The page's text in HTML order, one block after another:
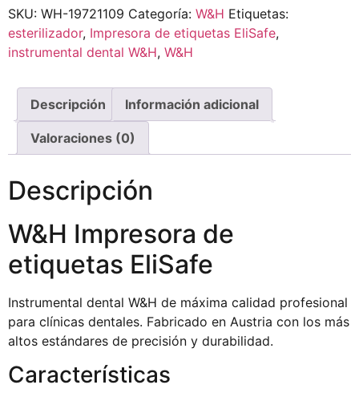
SKU: WH-19721109 Categoría: W&H Etiquetas:
esterilizador, Impresora de etiquetas EliSafe,
instrumental dental W&H, W&H
Descripción Información adicional
Valoraciones (0)
Descripción
W&H Impresora de
etiquetas EliSafe
Instrumental dental W&H de máxima calidad profesional
para clínicas dentales. Fabricado en Austria con los más
altos estándares de precisión y durabilidad.
Características